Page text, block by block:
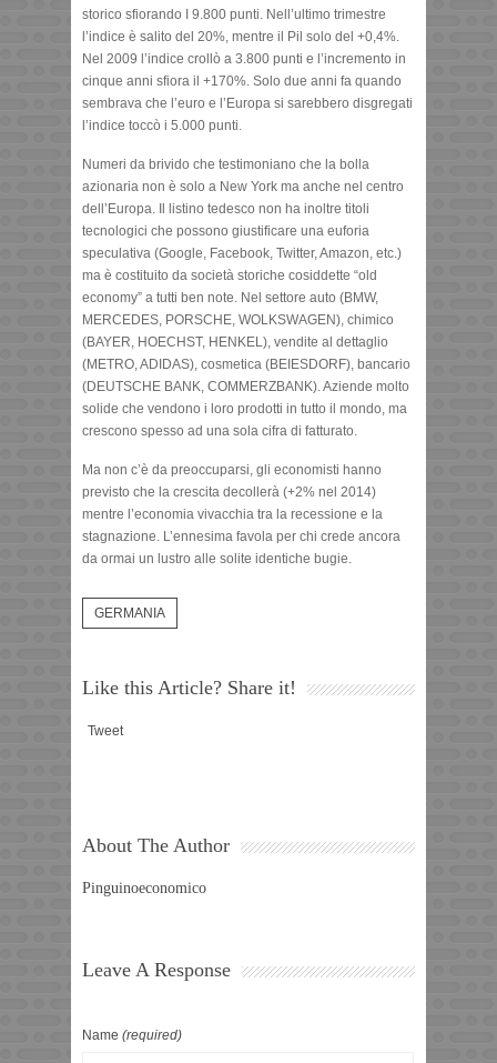
storico sfiorando I 9.800 punti. Nell’ultimo trimestre
l’indice è salito del 20%, mentre il Pil solo del +0,4%.
Nel 2009 l’indice crollò a 3.800 punti e l’incremento in
cinque anni sfiora il +170%. Solo due anni fa quando
sembrava che l’euro e l’Europa si sarebbero disgregati
l’indice toccò i 5.000 punti.
Numeri da brivido che testimoniano che la bolla
azionaria non è solo a New York ma anche nel centro
dell’Europa. Il listino tedesco non ha inoltre titoli
tecnologici che possono giustificare una euforia
speculativa (Google, Facebook, Twitter, Amazon, etc.)
ma è costituito da società storiche cosiddette “old
economy” a tutti ben note. Nel settore auto (BMW,
MERCEDES, PORSCHE, WOLKSWAGEN), chimico
(BAYER, HOECHST, HENKEL), vendite al dettaglio
(METRO, ADIDAS), cosmetica (BEIESDORF), bancario
(DEUTSCHE BANK, COMMERZBANK). Aziende molto
solide che vendono i loro prodotti in tutto il mondo, ma
crescono spesso ad una sola cifra di fatturato.
Ma non c’è da preoccuparsi, gli economisti hanno
previsto che la crescita decollerà (+2% nel 2014)
mentre l’economia vivacchia tra la recessione e la
stagnazione. L’ennesima favola per chi crede ancora
da ormai un lustro alle solite identiche bugie.
GERMANIA
Like this Article? Share it!
Tweet
About The Author
Pinguinoeconomico
Leave A Response
Name (required)